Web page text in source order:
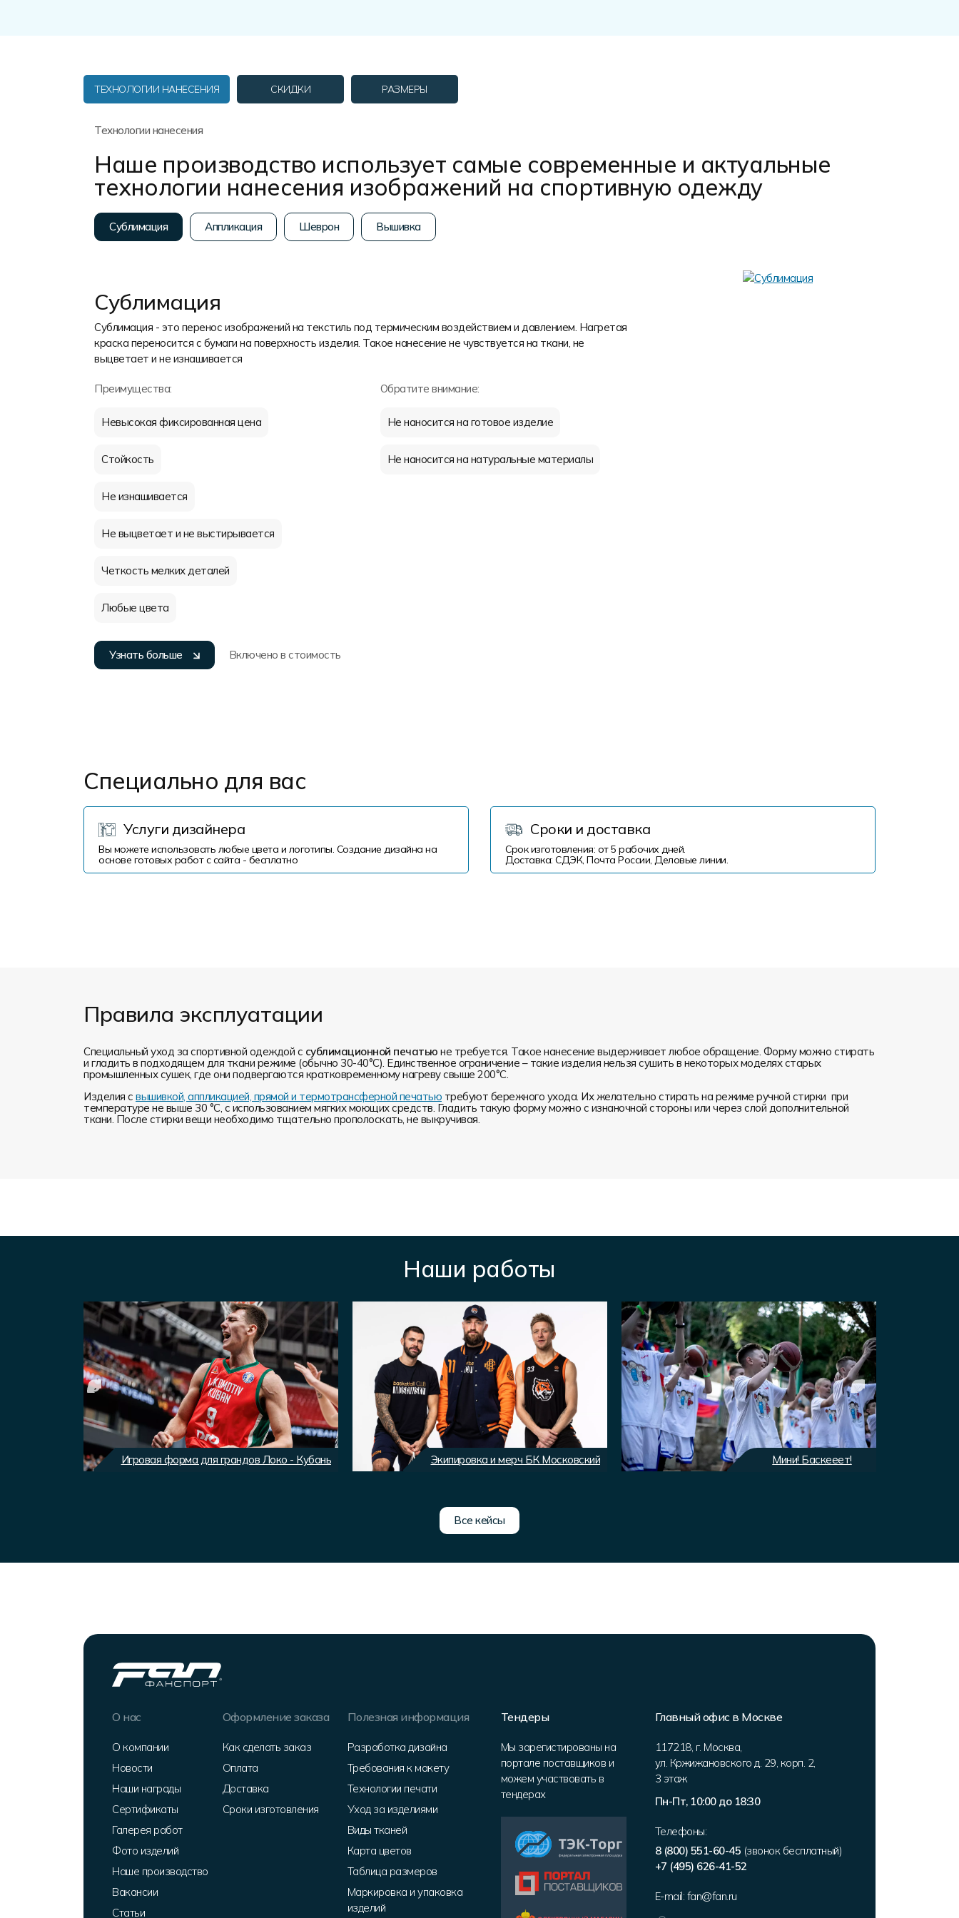
ТЕХНОЛОГИИ НАНЕСЕНИЯ СКИДКИ РАЗМЕРЫ
Технологии нанесения
Наше производство использует самые современные и актуальные
технологии нанесения изображений на спортивную одежду
Сублимация Аппликация Шеврон Вышивка
Сублимация
Сублимация - это перенос изображений на текстиль под термическим воздействием и давлением. Нагретая
краска переносится с бумаги на поверхность изделия. Такое нанесение не чувствуется на ткани, не
выцветает и не изнашивается
Преимущества:
Невысокая фиксированная цена
Стойкость
Не изнашивается
Не выцветает и не выстирывается
Четкость мелких деталей
Любые цвета
Обратите внимание:
Не наносится на готовое изделие
Не наносится на натуральные материалы
Узнать больше Включено в стоимость
Специально для вас
Услуги дизайнера
Вы можете использовать любые цвета и логотипы. Создание дизайна на
основе готовых работ с сайта - бесплатно
Сроки и доставка
Срок изготовления: от 5 рабочих дней.
Доставка: СДЭК, Почта России, Деловые линии.
Правила эксплуатации
Специальный уход за спортивной одеждой с сублимационной печатью не требуется. Такое нанесение выдерживает любое обращение. Форму можно стирать
и гладить в подходящем для ткани режиме (обычно 30-40°С). Единственное ограничение – такие изделия нельзя сушить в некоторых моделях старых
промышленных сушек, где они подвергаются кратковременному нагреву свыше 200°С.
Изделия с вышивкой, аппликацией, прямой и термотрансферной печатью требуют бережного ухода. Их желательно стирать на режиме ручной стирки при
температуре не выше 30 °C, с использованием мягких моющих средств. Гладить такую форму можно с изнаночной стороны или через слой дополнительной
ткани. После стирки вещи необходимо тщательно прополоскать, не выкручивая.
Наши работы
Игровая форма для грандов Локо - Кубань
Экипировка и мерч БК Московский Мини! Баскееет!
Все кейсы
О нас
О компании
Новости
Наши награды
Сертификаты
Галерея работ
Фото изделий
Наше производство
Вакансии
Статьи
Оформление заказа
Как сделать заказ
Оплата
Доставка
Сроки изготовления
Полезная информация
Разработка дизайна
Требования к макету
Технологии печати
Уход за изделиями
Виды тканей
Карта цветов
Таблица размеров
Маркировка и упаковка
изделий
Тендеры
Мы зарегистированы на
портале поставщиков и
можем участвовать в
тендерах
Главный офис в Москве
117218, г. Москва,
ул. Кржижановского д. 29, корп. 2,
3 этаж
Пн-Пт, 10:00 до 18:30
Телефоны:
8 (800) 551-60-45 (звонок бесплатный)
+7 (495) 626-41-52
E-mail: fan@fan.ru